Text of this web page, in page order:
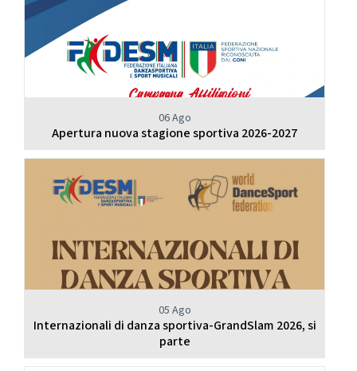
06 Ago
Apertura nuova stagione sportiva 2026-2027
05 Ago
Internazionali di danza sportiva-GrandSlam 2026, si
parte